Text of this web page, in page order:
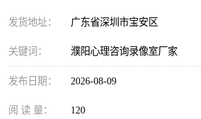
发货地址： 广东省深圳市宝安区
关键词： 濮阳心理咨询录像室厂家
发布日期： 2026-08-09
阅 读 量： 120